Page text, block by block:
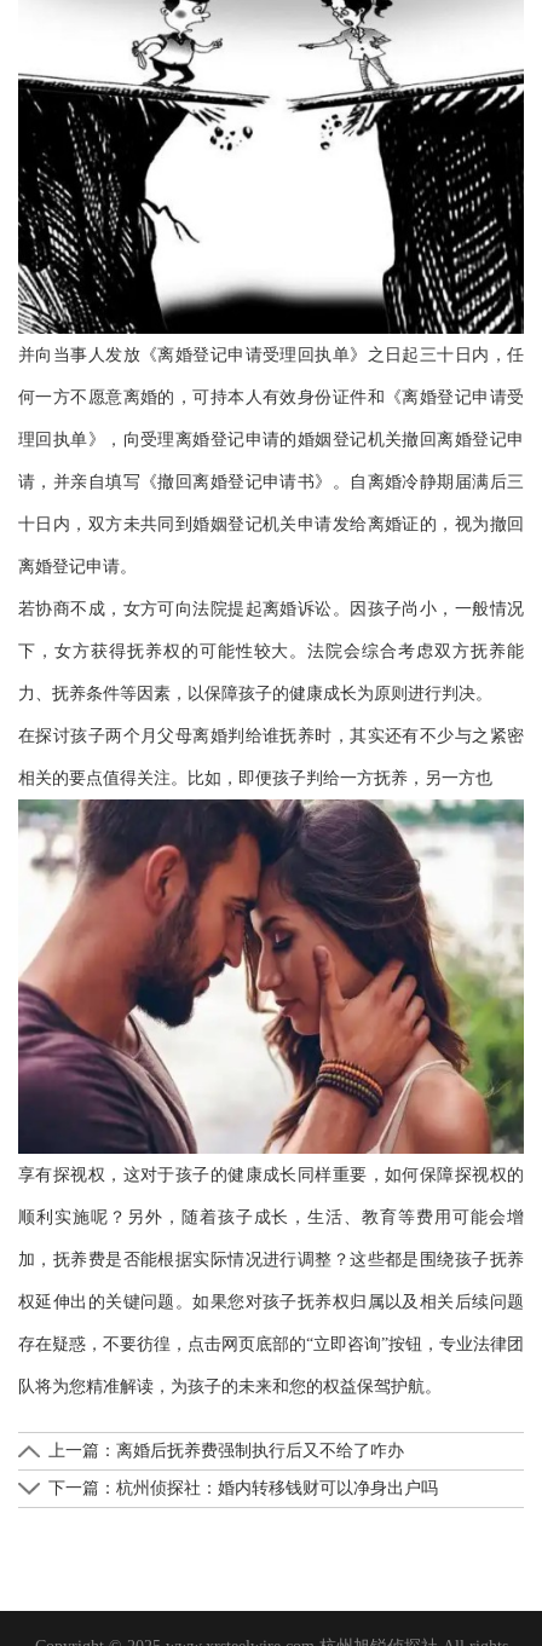
并向当事人发放《离婚登记申请受理回执单》之日起三十日内，任
何一方不愿意离婚的，可持本人有效身份证件和《离婚登记申请受
理回执单》，向受理离婚登记申请的婚姻登记机关撤回离婚登记申
请，并亲自填写《撤回离婚登记申请书》。自离婚冷静期届满后三
十日内，双方未共同到婚姻登记机关申请发给离婚证的，视为撤回
离婚登记申请。
若协商不成，女方可向法院提起离婚诉讼。因孩子尚小，一般情况
下，女方获得抚养权的可能性较大。法院会综合考虑双方抚养能
力、抚养条件等因素，以保障孩子的健康成长为原则进行判决。
在探讨孩子两个月父母离婚判给谁抚养时，其实还有不少与之紧密
相关的要点值得关注。比如，即便孩子判给一方抚养，另一方也
享有探视权，这对于孩子的健康成长同样重要，如何保障探视权的
顺利实施呢？另外，随着孩子成长，生活、教育等费用可能会增
加，抚养费是否能根据实际情况进行调整？这些都是围绕孩子抚养
权延伸出的关键问题。如果您对孩子抚养权归属以及相关后续问题
存在疑惑，不要彷徨，点击网页底部的“立即咨询”按钮，专业法律团
队将为您精准解读，为孩子的未来和您的权益保驾护航。
上一篇： 离婚后抚养费强制执行后又不给了咋办
下一篇： 杭州侦探社：婚内转移钱财可以净身出户吗